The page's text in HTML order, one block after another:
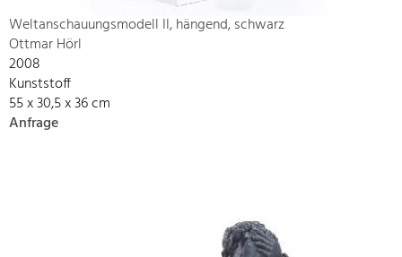
Weltanschauungsmodell II, hängend, schwarz
Ottmar Hörl
2008
Kunststoff
55 x 30,5 x 36 cm
Anfrage